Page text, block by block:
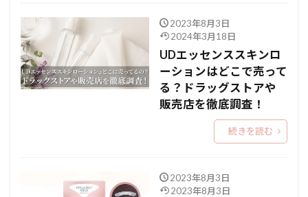
2023年8月3日
2024年3月18日
UDエッセンススキンロ
ーションはどこで売って
る？ドラッグストアや
販売店を徹底調査！
続きを読む
2023年8月3日
2023年8月3日